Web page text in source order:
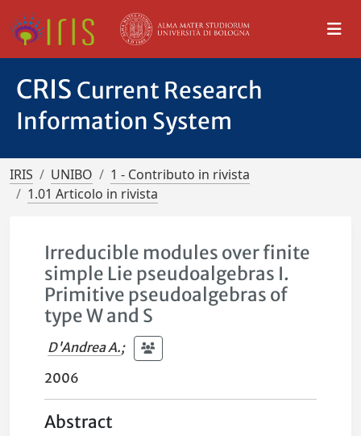
CRIS Current Research
Information System
IRIS UNIBO
1 - Contributo in rivista
1.01 Articolo in rivista
Irreducible modules over finite
simple Lie pseudoalgebras I.
Primitive pseudoalgebras of
type W and S
D'Andrea A.;
2006
Abstract